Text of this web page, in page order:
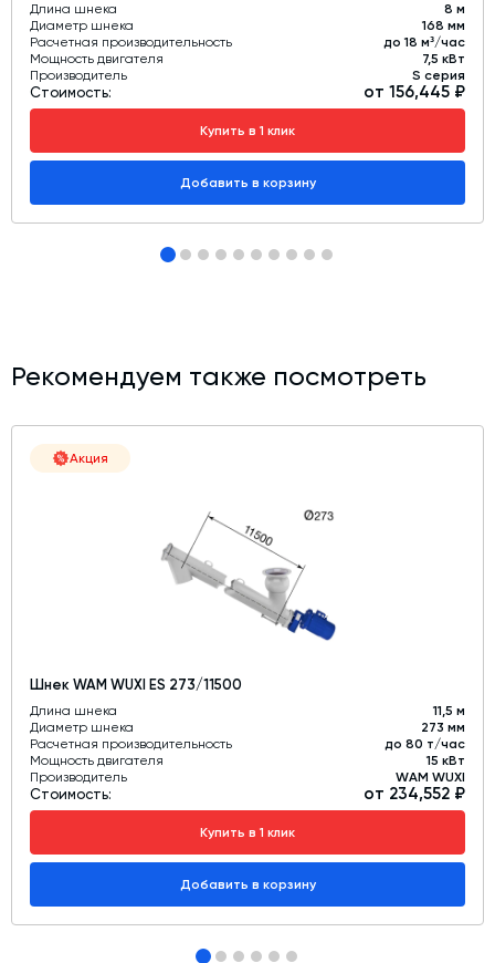
Длина шнека
8 м
Диаметр шнека
168 мм
Расчетная производительность
до 18 м³/час
Мощность двигателя
7,5 кВт
Производитель
S серия
Стоимость: от 156,445 ₽
Купить в 1 клик
Добавить в корзину
Рекомендуем также посмотреть
Акция
Шнек WAM WUXI ES 273/11500
Длина шнека
11,5 м
Диаметр шнека
273 мм
Расчетная производительность
до 80 т/час
Мощность двигателя
15 кВт
Производитель
WAM WUXI
Стоимость: от 234,552 ₽
Купить в 1 клик
Добавить в корзину